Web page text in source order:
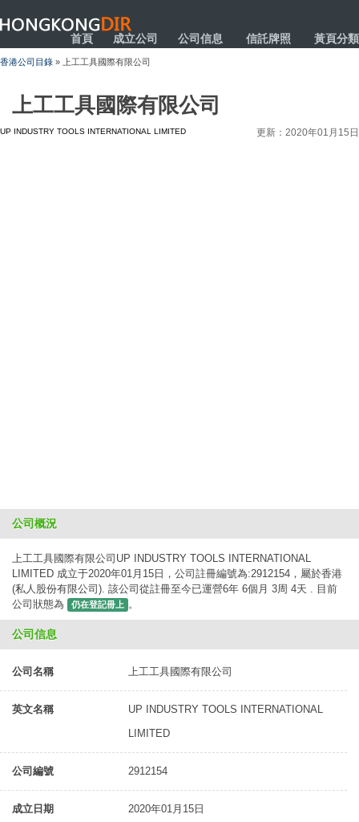
HONGKONGDIR
首頁 成立公司 公司信息 信託牌照 黃頁分類
香港公司目錄 » 上工工具國際有限公司
上工工具國際有限公司
UP INDUSTRY TOOLS INTERNATIONAL LIMITED 更新：2020年01月15日
公司概況
上工工具國際有限公司UP INDUSTRY TOOLS INTERNATIONAL
LIMITED 成立于2020年01月15日，公司註冊編號為:2912154，屬於香港
(私人股份有限公司). 該公司從註冊至今已運營6年 6個月 3周 4天 . 目前
公司狀態為
仍在登記冊上 。
公司信息
公司名稱 上工工具國際有限公司
英文名稱
UP INDUSTRY TOOLS INTERNATIONAL
LIMITED
公司編號 2912154
成立日期 2020年01月15日